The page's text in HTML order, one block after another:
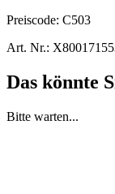
Preiscode: C503
Art. Nr.:
Das könnte
Bitte warten...